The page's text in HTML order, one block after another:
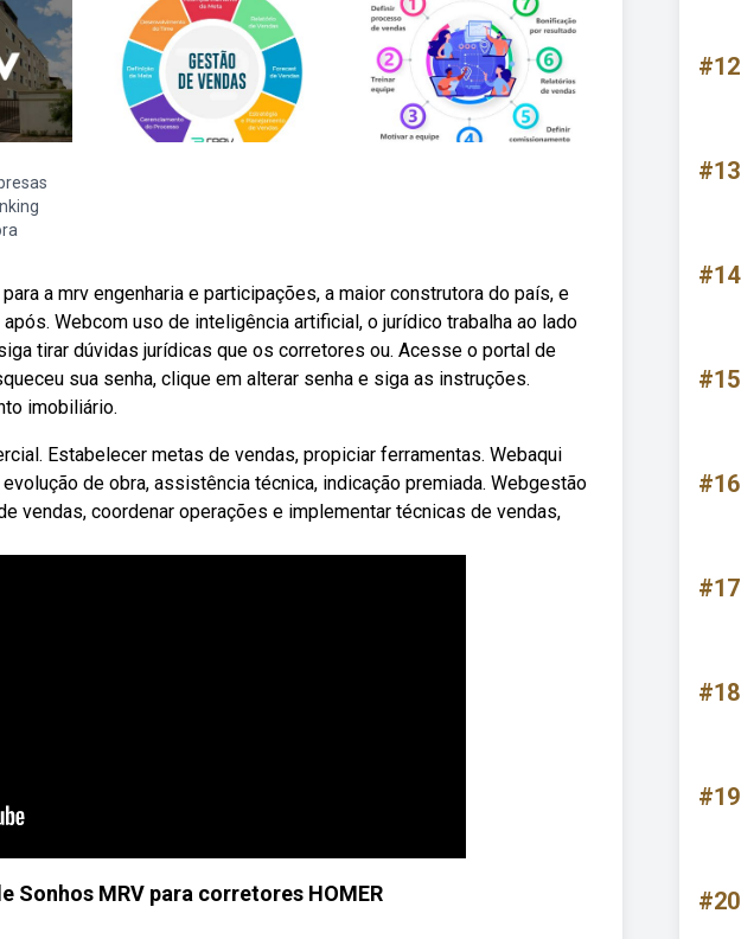
a mrv engenharia e participações, a maior construtora do país, e
Webcom uso de inteligência artificial, o jurídico trabalha ao lado
tirar dúvidas jurídicas que os corretores ou. Acesse o portal de
sua senha, clique em alterar senha e siga as instruções.
imobiliário.
Estabelecer metas de vendas, propiciar ferramentas. Webaqui
de obra, assistência técnica, indicação premiada. Webgestão
vendas, coordenar operações e implementar técnicas de vendas,
Sonhos MRV para corretores HOMER
#12
#13
#14
#15
#16
#17
#18
#19
#20